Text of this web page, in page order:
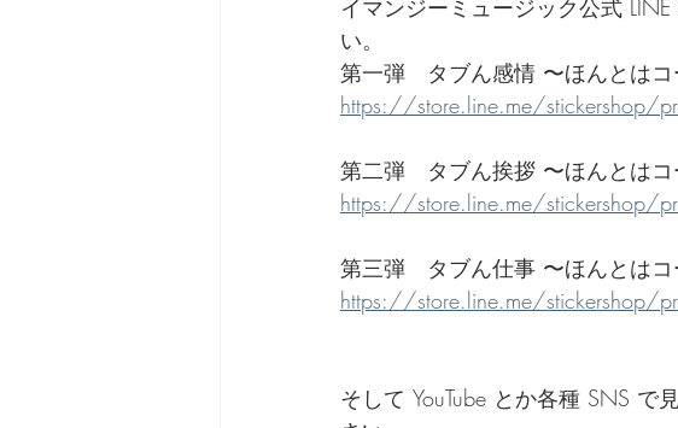
イマンジーミュージック公式
い。
第一弾　タブん感情 〜ほんとは
https://store.line.me/
第二弾　タブん挨拶 〜ほんとは
https://store.line.me/
第三弾　タブん仕事 〜ほんとは
https://store.line.me/
そして YouTube とか各種 SNS